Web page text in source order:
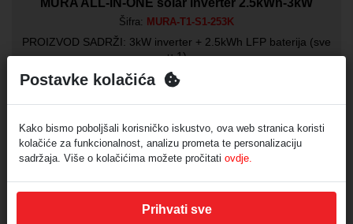
MURA ALL-IN-ONE solar inverter 2.5kWh-3kW
Šifra: MURA-T1-S1-253K
PROIZVOD SADRŽI: 3kW inverter + 2.5kWh LFP baterija (sve
u 1)
Proširiv kapacitet
12 i 24V izlaz
Jednostavna i brza instalacija
Min. količina za narudžbu: 1
Postavke kolačića
Kako bismo poboljšali korisničko iskustvo, ova web stranica koristi
kolačiće za funkcionalnost, analizu prometa te personalizaciju
sadržaja. Više o kolačićima možete pročitati ovdje.
Prihvati sve